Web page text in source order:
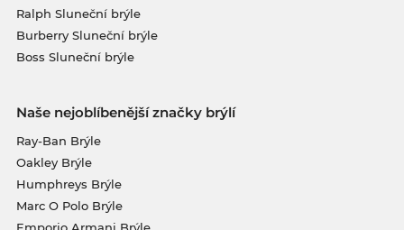
Ralph Sluneční brýle
Burberry Sluneční brýle
Boss Sluneční brýle
Naše nejoblíbenější značky brýlí
Ray-Ban Brýle
Oakley Brýle
Humphreys Brýle
Marc O Polo Brýle